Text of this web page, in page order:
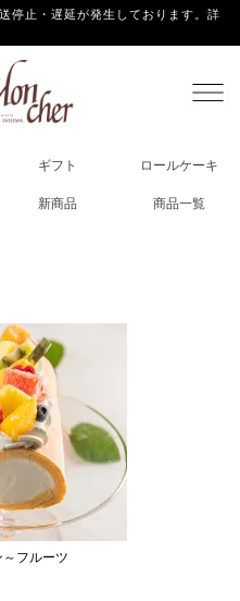
停止・遅延が発生しております。詳
ギフト ロールケーキ
新商品 商品一覧
フルーツ